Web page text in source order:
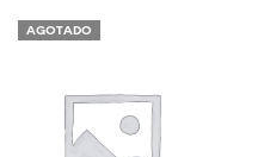
AGOTADO